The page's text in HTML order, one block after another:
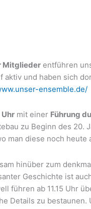
Mitglieder entführen
aktiv und haben sich
ensemble.de/
mit einer Führung
zu Beginn des
man diese noch
hinüber zum
Geschichte ist
führen ab 11.15 Uhr
Details zu